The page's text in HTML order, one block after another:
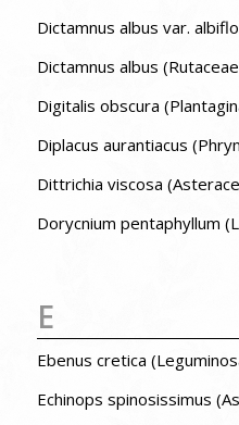
Dictamnus albus var.
Dictamnus albus
Digitalis obscura
Diplacus aurantiacus
Dittrichia viscosa
Dorycnium pentaphyllum
E
Ebenus cretica
Echinops spinosissimus